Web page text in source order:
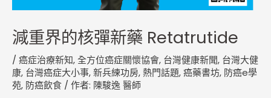
減重界的核彈新藥 Retatrutide
/ 癌症治療新知,全方位癌症關懷協會, 台灣健康新聞, 台灣大健
康, 台灣癌症大小事,新兵練功房,熱門話題,癌藥書坊, 防癌e學
苑, 防癌飲食 / 作者: 陳駿逸 醫師